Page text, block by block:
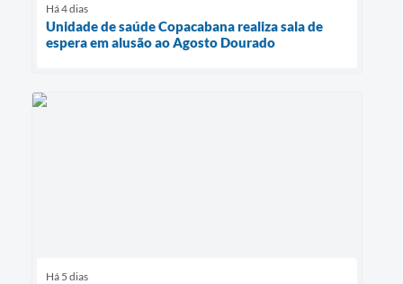
Há 4 dias
Unidade de saúde Copacabana realiza sala de
espera em alusão ao Agosto Dourado
Há 5 dias